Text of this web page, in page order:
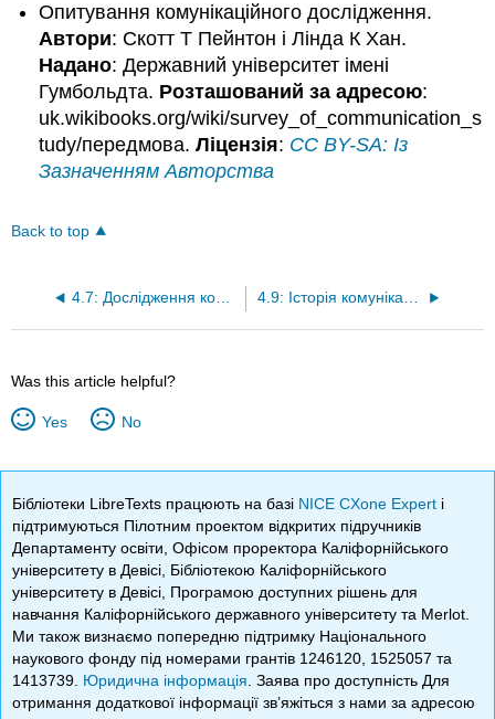
Опитування комунікаційного дослідження.
Автори: Скотт Т Пейнтон і Лінда К Хан.
Надано: Державний університет імені
Гумбольдта. Розташований за адресою:
uk.wikibooks.org/wiki/survey_of_communication_s
tudy/передмова.Ліцензія: CC BY-SA: Із
Зазначенням Авторства
Back to top
4.7: Дослідження комунікацій сьогодні і завтра 4.9: Історія комунікаційних досліджень посилань
Was this article helpful?
Yes No
Бібліотеки LibreTexts працюють на базі NICE CXone Expert і
підтримуються Пілотним проектом відкритих підручників
Департаменту освіти, Офісом проректора Каліфорнійського
університету в Девісі, Бібліотекою Каліфорнійського
університету в Девісі, Програмою доступних рішень для
навчання Каліфорнійського державного університету та Merlot.
Ми також визнаємо попередню підтримку Національного
наукового фонду під номерами грантів 1246120, 1525057 та
1413739. Юридична інформація . Заява про доступність Для
отримання додаткової інформації зв’яжіться з нами за адресою